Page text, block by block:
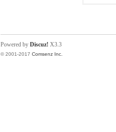
Powered by Discuz! X3.3
© 2001-2017 Comsenz Inc.